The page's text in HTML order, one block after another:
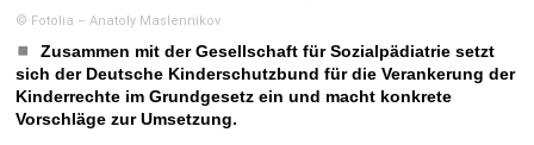
© Fotolia – Anatoly Maslennikov
Zusammen mit der Gesellschaft für Sozialpädiatrie setzt
sich der Deutsche Kinderschutzbund für die Verankerung der
Kinderrechte im Grundgesetz ein und macht konkrete
Vorschläge zur Umsetzung.